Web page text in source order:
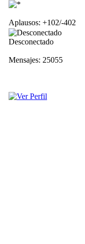
Aplausos: +102/-402
Desconectado
Mensajes: 25055